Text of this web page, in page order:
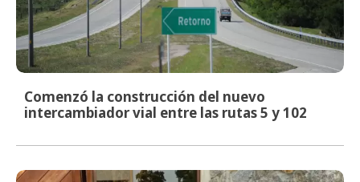
Comenzó la construcción del nuevo
intercambiador vial entre las rutas 5 y 102